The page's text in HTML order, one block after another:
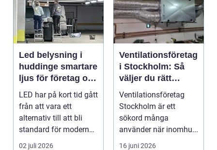
Led belysning i
huddinge smartare
ljus för företag och
fastigheter
LED har på kort tid gått
från att vara ett
alternativ till att bli
standard för modern
belysning. Fö...
02 juli 2026
Ventilationsföretag
i Stockholm: Så
väljer du rätt
partner för frisk
luft inomhus
Ventilationsföretag
Stockholm är ett
sökord många
använder när inomhu...
16 juni 2026